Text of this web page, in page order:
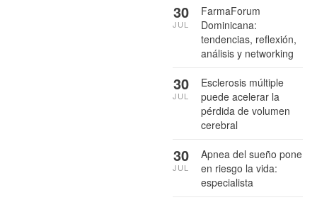
FarmaForum
Dominicana:
tendencias, reflexión,
análisis y networking
30
JUL
Esclerosis múltiple
puede acelerar la
pérdida de volumen
cerebral
30
JUL
Apnea del sueño pone
en riesgo la vida:
especialista
30
JUL